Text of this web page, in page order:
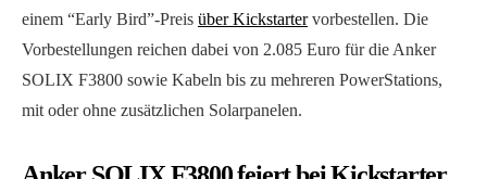
einem “Early Bird”-Preis über Kickstartervorbestellen. Die
Vorbestellungen reichen dabei von 2.085 Euro für die Anker
SOLIX F3800 sowie Kabeln bis zu mehreren PowerStations,
mit oder ohne zusätzlichen Solarpanelen.